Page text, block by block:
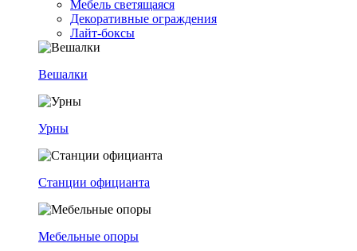
Мебель светящаяся
Декоративные ограждения
Лайт-боксы
Вешалки
Урны
Станции официанта
Мебельные опоры